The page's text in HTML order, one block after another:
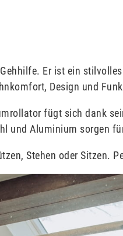
Er ist ein
Design und
fügt sich dank
und Aluminium sorgen
Stehen oder